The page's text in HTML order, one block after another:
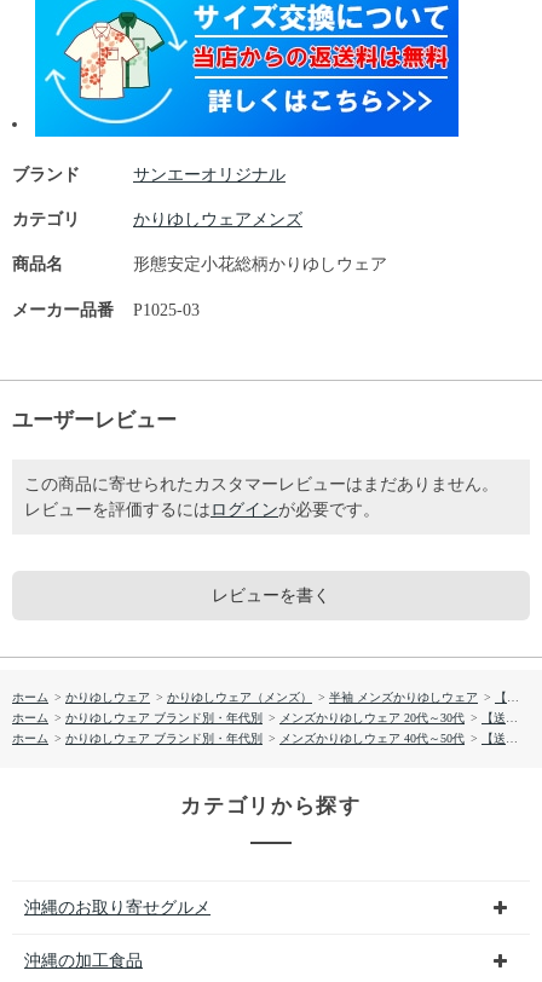
ブランド サンエーオリジナル
カテゴリ かりゆしウェアメンズ
商品名 形態安定小花総柄かりゆしウェア
メーカー品番 P1025-03
ユーザーレビュー
この商品に寄せられたカスタマーレビューはまだありません。
レビューを評価するには ログインが必要です。
レビューを書く
ホーム > かりゆしウェア > かりゆしウェア（メンズ） > 半袖 メンズかりゆしウェア >
【送料無料】形態安定 小花総柄 かりゆしウェアP1025-03
ホーム > かりゆしウェア ブランド別・年代別 > メンズかりゆしウェア 20代～30代 >
【送料無料】形態安定 小花総柄 かりゆしウェアP1025-03
ホーム > かりゆしウェア ブランド別・年代別 > メンズかりゆしウェア 40代～50代 > 【送料無料】形態安定 小花総柄 かりゆしウェアP1025-03
カテゴリから探す
沖縄のお取り寄せグルメ
沖縄の加工食品